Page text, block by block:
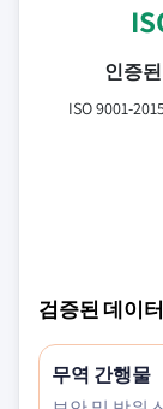
인증
ISO 9001-
검증된 데이
무역 간행물